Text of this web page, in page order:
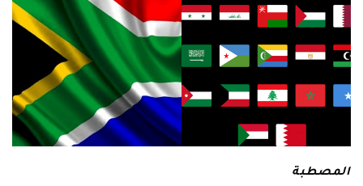
المصطبة